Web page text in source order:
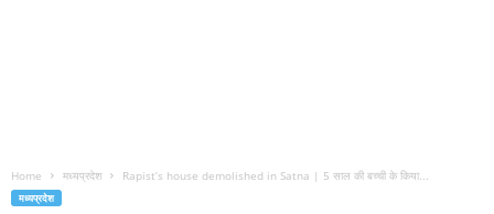
Home मध्यप्रदेश Rapist’s house demolished in Satna | 5 साल की बच्ची के किया...
मध्यप्रदेश